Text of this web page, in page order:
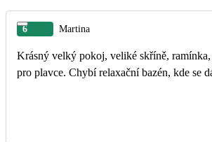
6 Martina
Krásný velký pokoj, veliké skříně, ramínka,
pro plavce. Chybí relaxační bazén, kde se